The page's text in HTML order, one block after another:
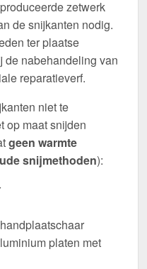
zetwerk
de snijkanten nodig.
ter plaatse
de nabehandeling van
reparatieverf.
niet te
op maat snijden
geen warmte
snijmethoden):
platen met